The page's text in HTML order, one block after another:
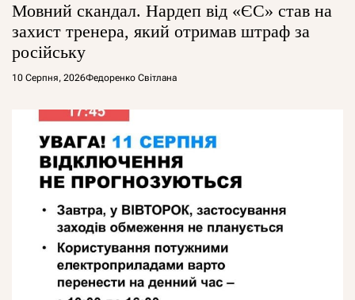
Мовний скандал. Нардеп від «ЄС» став на
захист тренера, який отримав штраф за
російську
10 Серпня, 2026Федоренко Світлана